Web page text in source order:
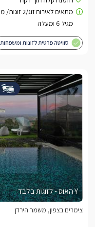
סוויטה פרטית לזוגות ומשפחות
Y האוס - לזוגות בלבד
צימרים בצפון, משמר הירדן